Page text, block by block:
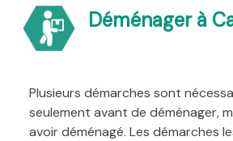
Déménager à
Plusieurs démarches sont
seulement avant de déménager,
avoir déménagé. Les démarches